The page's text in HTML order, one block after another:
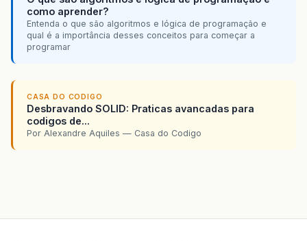
como aprender?
Entenda o que são algoritmos e lógica de programação e
qual é a importância desses conceitos para começar a
programar
CASA DO CODIGO
Desbravando SOLID: Praticas avancadas para
codigos de...
Por Alexandre Aquiles — Casa do Codigo